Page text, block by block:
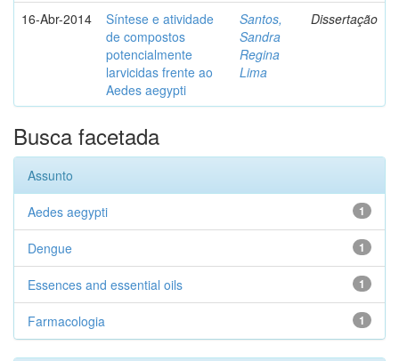
16-Abr-2014
Síntese e atividade
de compostos
potencialmente
larvicidas frente ao
Aedes aegypti
Santos,
Sandra
Regina
Lima
Dissertação
Busca facetada
Assunto
1
Aedes aegypti
1
Dengue
1
Essences and essential oils
1
Farmacologia